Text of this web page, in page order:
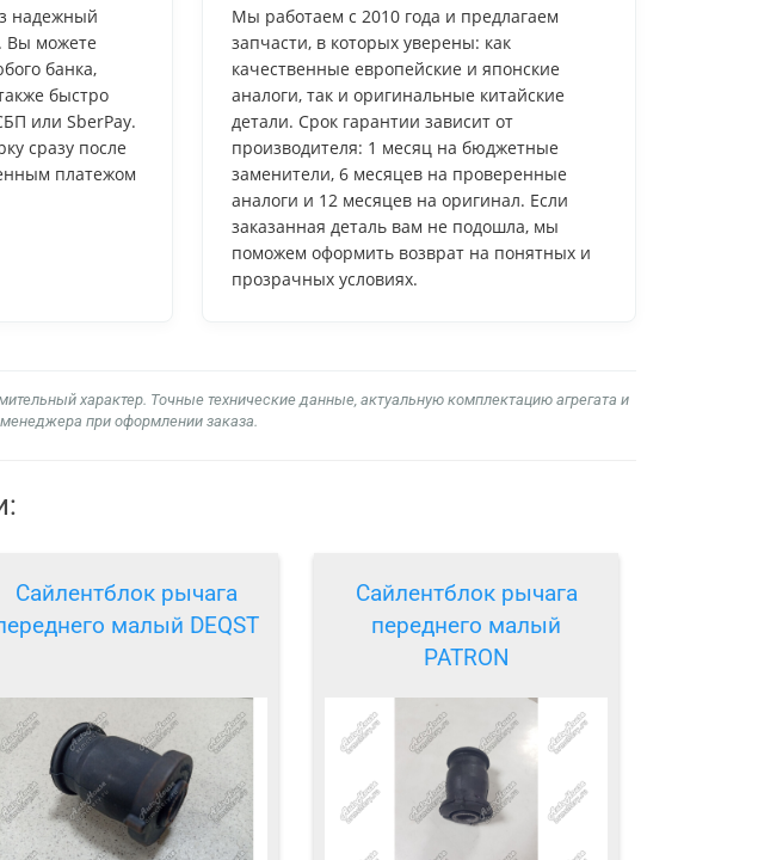
надежный
Вы можете
банка,
быстро
или SberPay.
сразу после
платежом
Мы работаем с 2010 года и предлагаем
запчасти, в которых уверены: как
качественные европейские и японские
аналоги, так и оригинальные китайские
детали. Срок гарантии зависит от
производителя: 1 месяц на бюджетные
заменители, 6 месяцев на проверенные
аналоги и 12 месяцев на оригинал. Если
заказанная деталь вам не подошла, мы
поможем оформить возврат на понятных и
прозрачных условиях.
характер. Точные технические данные, актуальную комплектацию агрегата и
при оформлении заказа.
Сайлентблок рычага
малый DEQST
Сайлентблок рычага
переднего малый
PATRON